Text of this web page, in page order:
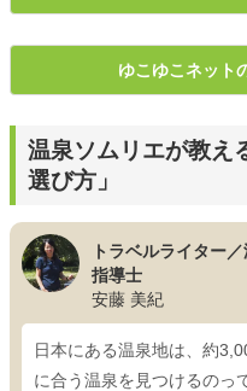
ゆこゆこネット
温泉ソムリエが教え
選び方」
トラベルライター
指導士
安藤 美紀
日本にある温泉地は、約
に合う温泉を見つけるのっ